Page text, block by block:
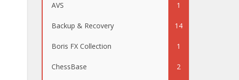
AVS 1
Backup & Recovery 14
Boris FX Collection 1
ChessBase 2